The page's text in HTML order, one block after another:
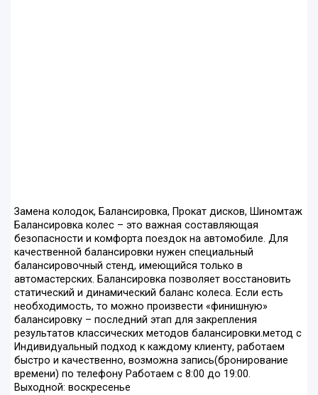
Замена колодок, Балансировка, Прокат дисков, Шиномтаж
Балансировка колес – это важная составляющая
безопасности и комфорта поездок на автомобиле. Для
качественной балансировки нужен специальный
балансировочный стенд, имеющийся только в
автомастерских. Балансировка позволяет восстановить
статический и динамический баланс колеса. Если есть
необходимость, то можно произвести «финишную»
балансировку – последний этап для закрепления
результатов классических методов балансировки.метод с
Индивидуальный подход к каждому клиенту, работаем
быстро и качественно, возможна запись(бронирование
времени) по телефону Работаем с 8:00 до 19:00.
Выходной: воскресенье